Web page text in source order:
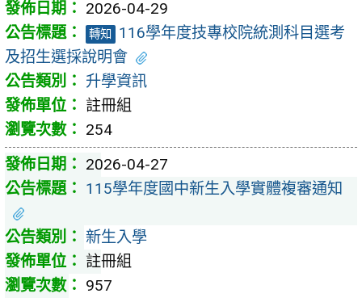
2026-04-29
轉知
116學年度技專校院統測科目選考
及招生選採說明會
升學資訊
註冊組
254
2026-04-27
115學年度國中新生入學實體複審通知
新生入學
註冊組
957